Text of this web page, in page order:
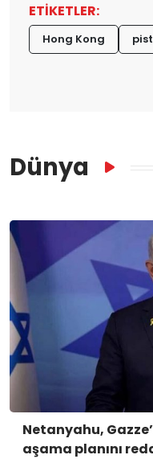
ETİKETLER:
Hong Kong pist
Dünya
Netanyahu,
aşama planını